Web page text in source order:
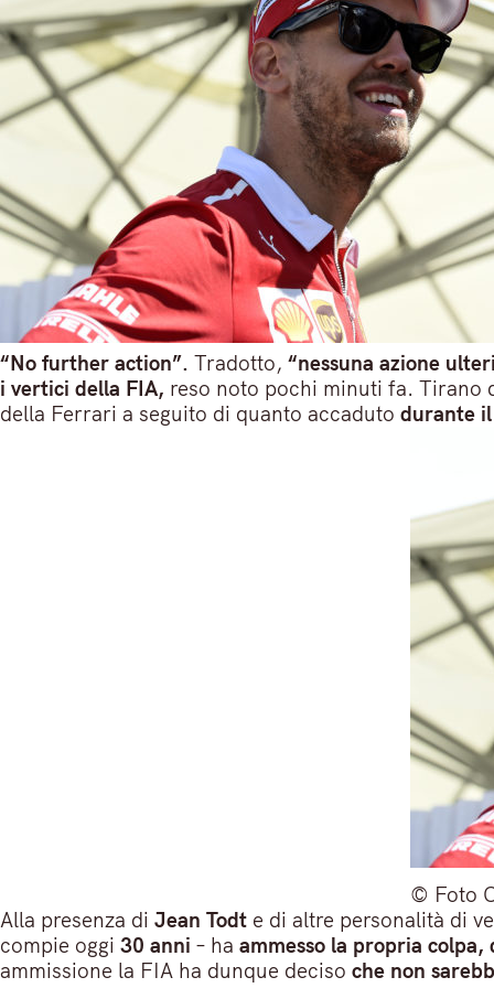
“No further action”. Tradotto, “nessuna azione
i vertici della FIA, reso noto pochi minuti fa. Tirano
della Ferrari a seguito di quanto accaduto durante il
© Foto
Alla presenza di Jean Todt e di altre personalità di
compie oggi 30 anni – ha ammesso la propria
ammissione la FIA ha dunque deciso che non